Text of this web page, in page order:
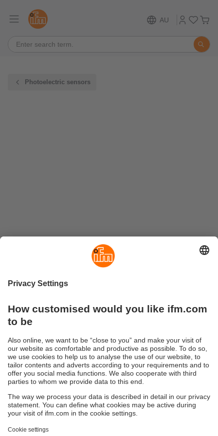
AU
Photoelectric sensors